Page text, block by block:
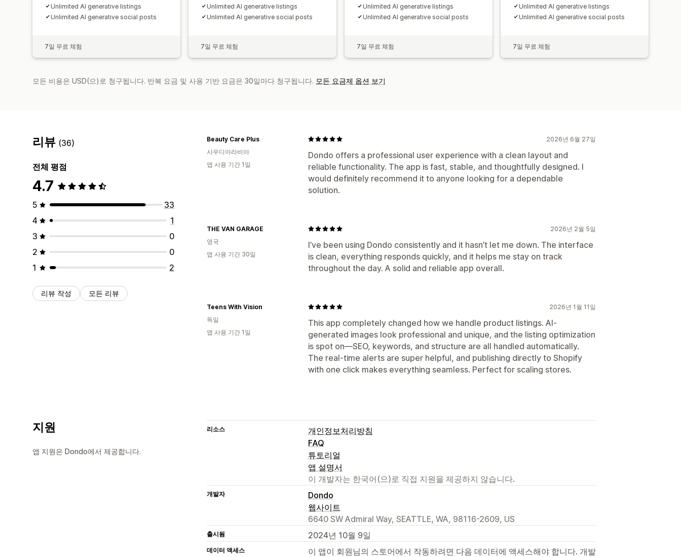
Unlimited AI generative listings
Unlimited AI generative social posts
7일 무료 체험
Unlimited AI generative listings
Unlimited AI generative social posts
7일 무료 체험
Unlimited AI generative listings
Unlimited AI generative social posts
7일 무료 체험
Unlimited AI generative listings
Unlimited AI generative social posts
7일 무료 체험
모든 비용은 USD(으)로 청구됩니다. 반복 요금 및 사용 기반 요금은 30일마다 청구됩니다. 모든 요금제 옵션 보기
리뷰 (36)
전체 평점
4.7
5
33
4
1
3
0
2
0
1
2
리뷰 작성 모든 리뷰
2026년 6월 27일
Dondo offers a professional user experience with a clean layout and
reliable functionality. The app is fast, stable, and thoughtfully designed. I
would definitely recommend it to anyone looking for a dependable
solution.
Beauty Care Plus
사우디아라비아
앱 사용 기간 1일
2026년 2월 5일
I’ve been using Dondo consistently and it hasn’t let me down. The interface
is clean, everything responds quickly, and it helps me stay on track
throughout the day. A solid and reliable app overall.
THE VAN GARAGE
영국
앱 사용 기간 30일
2026년 1월 11일
This app completely changed how we handle product listings. AI-
generated images look professional and unique, and the listing optimization
is spot on—SEO, keywords, and structure are all handled automatically.
The real-time alerts are super helpful, and publishing directly to Shopify
with one click makes everything seamless. Perfect for scaling stores.
Teens With Vision
독일
앱 사용 기간 1일
지원
앱 지원은 Dondo에서 제공합니다.
리소스
개인정보처리방침
FAQ
튜토리얼
앱 설명서
이 개발자는 한국어(으)로 직접 지원을 제공하지 않습니다.
개발자
Dondo
웹사이트
6640 SW Admiral Way, SEATTLE, WA, 98116-2609, US
출시됨 2024년 10월 9일
데이터 액세스
이 앱이 회원님의 스토어에서 작동하려면 다음 데이터에 액세스해야 합니다. 개발